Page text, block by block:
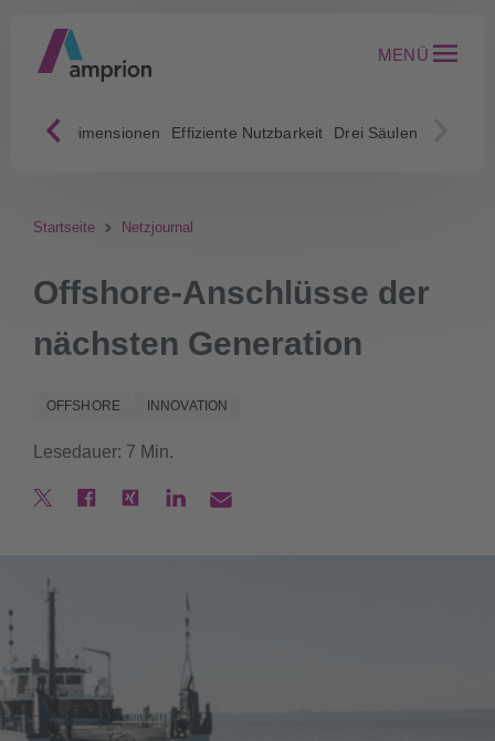
MENÜ
Neue Dimensionen Effiziente Nutzbarkeit Drei Säulen
Startseite Netzjournal
Offshore-Anschlüsse der
nächsten Generation
OFFSHORE INNOVATION
Lesedauer: 7 Min.